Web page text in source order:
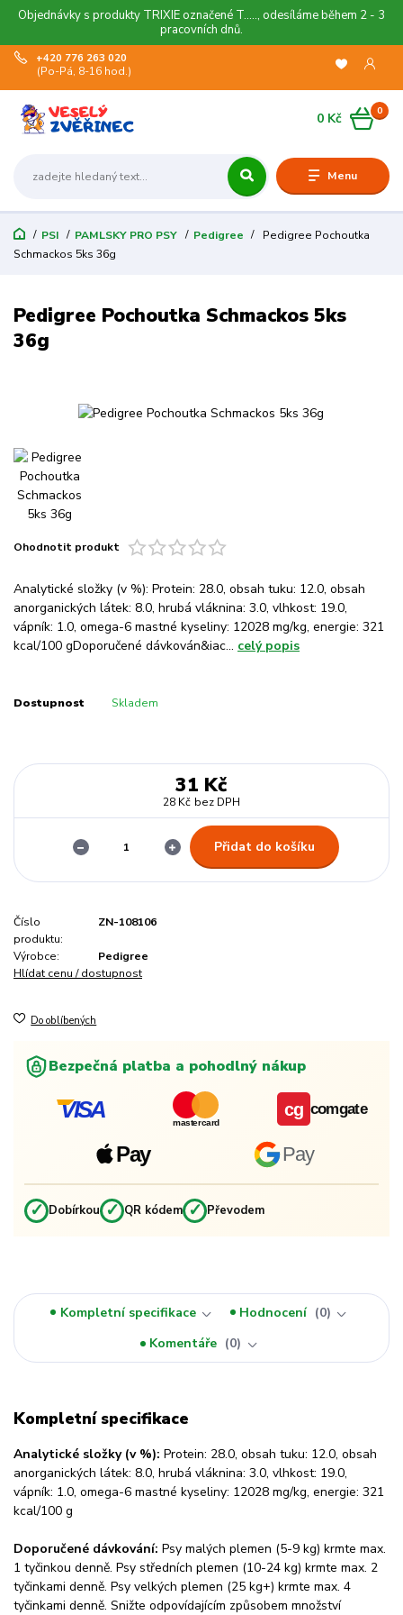
Objednávky s produkty TRIXIE označené T....., odesíláme během 2 - 3
pracovních dnů.
Menu
+420 776 263 020
(Po-Pá, 8-16 hod.)
0
0 Kč
PSI PAMLSKY PRO PSY Pedigree
Pedigree Pochoutka
Schmackos 5ks 36g
Pedigree Pochoutka Schmackos 5ks
36g
Ohodnotit produkt
Analytické složky (v %): Protein: 28.0, obsah tuku: 12.0, obsah
anorganických látek: 8.0, hrubá vláknina: 3.0, vlhkost: 19.0,
vápník: 1.0, omega-6 mastné kyseliny: 12028 mg/kg, energie: 321
kcal/100 gDoporučené dávkován&iac... celý popis
Dostupnost Skladem
31 Kč
28 Kč bez DPH
Přidat do košíku
Číslo
produktu:
ZN-108106
Výrobce:
Pedigree
Hlídat cenu / dostupnost
Do oblíbených
Bezpečná platba a pohodlný nákup
VISA mastercard
Pay Pay
cg comgate
✓ Dobírkou ✓ QR kódem ✓ Převodem
Kompletní specifikace Hodnocení
0
Komentáře
0
Kompletní specifikace
Analytické složky (v %): Protein: 28.0, obsah tuku: 12.0, obsah
anorganických látek: 8.0, hrubá vláknina: 3.0, vlhkost: 19.0,
vápník: 1.0, omega-6 mastné kyseliny: 12028 mg/kg, energie: 321
kcal/100 g
Doporučené dávkování: Psy malých plemen (5-9 kg) krmte max.
1 tyčinkou denně. Psy středních plemen (10-24 kg) krmte max. 2
tyčinkami denně. Psy velkých plemen (25 kg+) krmte max. 4
tyčinkami denně. Snižte odpovídajícím způsobem množství